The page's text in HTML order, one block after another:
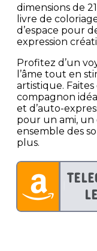
dimensions de
livre de
d’espace pour
expression
Profitez d’un
l’âme tout en
artistique. Faites
compagnon
et d’auto-
pour un ami,
ensemble des
plus.